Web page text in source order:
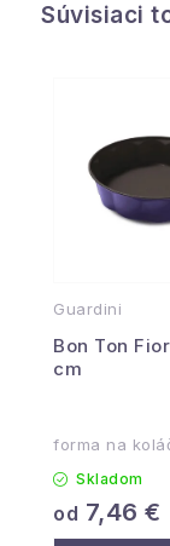
Súvisiaci
Guardini
Bon Ton
cm
forma na
Skladom
od 7,46 €